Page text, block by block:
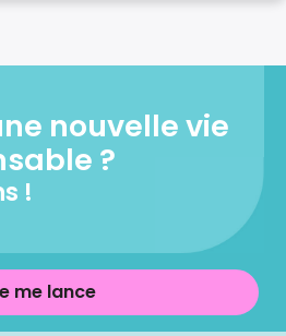
nouvelle vie
?
!
me lance